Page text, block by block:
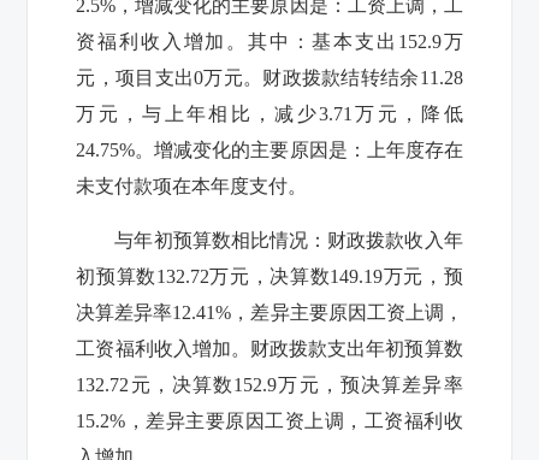
2.5% ，增减变化的主要原因是：工资上调，工
资福利收入增加。其中：基本支出 152.9万
元，项目支出0万元。财政拨款结转结余11.28
万元，与上年相比，减少3.71 万元，降低
24.75%。增减变化的主要原因是：上年度存在
未支付款项在本年度支付。
与年初预算数相比情况：财政拨款收入年
初预算数132.72万元，决算数149.19万元，预
决算差异率12.41% ，差异主要原因工资上调，
工资福利收入增加。财政拨款支出年初预算数
132.72 元，决算数152.9万元，预决算差异率
15.2% ，差异主要原因工资上调，工资福利收